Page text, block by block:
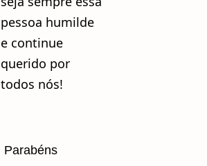
pessoa humilde
e continue
querido por
todos nós!
Parabéns